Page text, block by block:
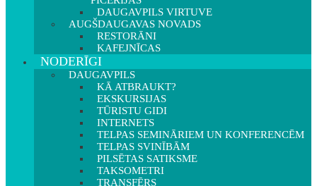
DAUGAVPILS VIRTUVE
AUGŠDAUGAVAS NOVADS
RESTORĀNI
KAFEJNĪCAS
NODERĪGI
DAUGAVPILS
KĀ ATBRAUKT?
EKSKURSIJAS
TŪRISTU GIDI
INTERNETS
TELPAS SEMINĀRIEM UN KONFERENCĒM
TELPAS SVINĪBĀM
PILSĒTAS SATIKSME
TAKSOMETRI
TRANSFĒRS